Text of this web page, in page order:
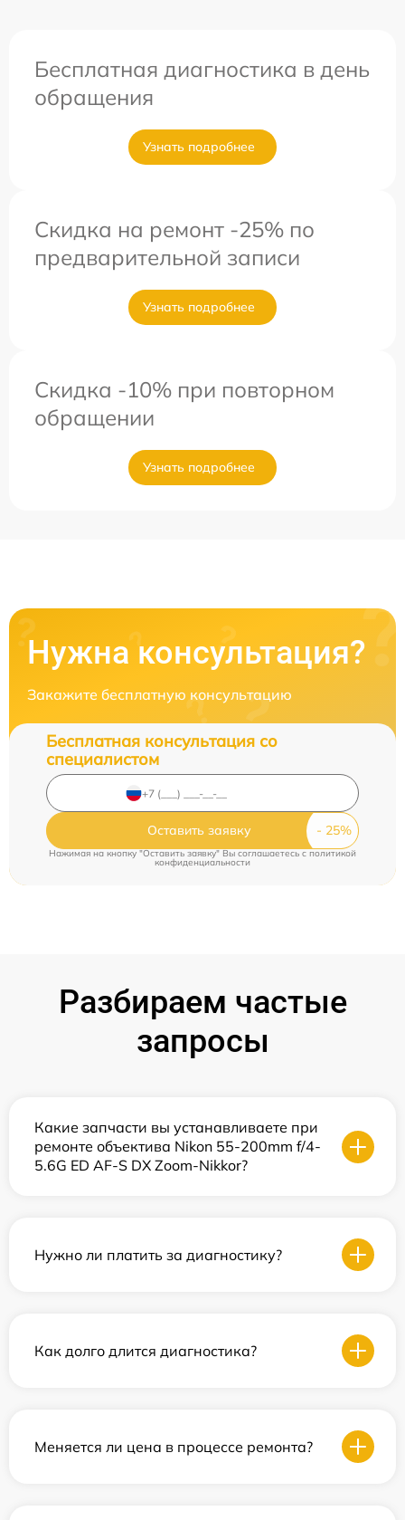
Бесплатная диагностика в день
обращения
Узнать подробнее
Скидка на ремонт -25% по
предварительной записи
Узнать подробнее
Скидка -10% при повторном
обращении
Узнать подробнее
Нужна консультация?
Закажите бесплатную консультацию
Бесплатная консультация со
специалистом
Оставить заявку
Нажимая на кнопку "Оставить заявку" Вы соглашаетесь cполитикой
конфиденциальности
Разбираем частые
запросы
Какие запчасти вы устанавливаете при
ремонте объектива Nikon 55-200mm f/4-
5.6G ED AF-S DX Zoom-Nikkor?
Нужно ли платить за диагностику?
Как долго длится диагностика?
Меняется ли цена в процессе ремонта?